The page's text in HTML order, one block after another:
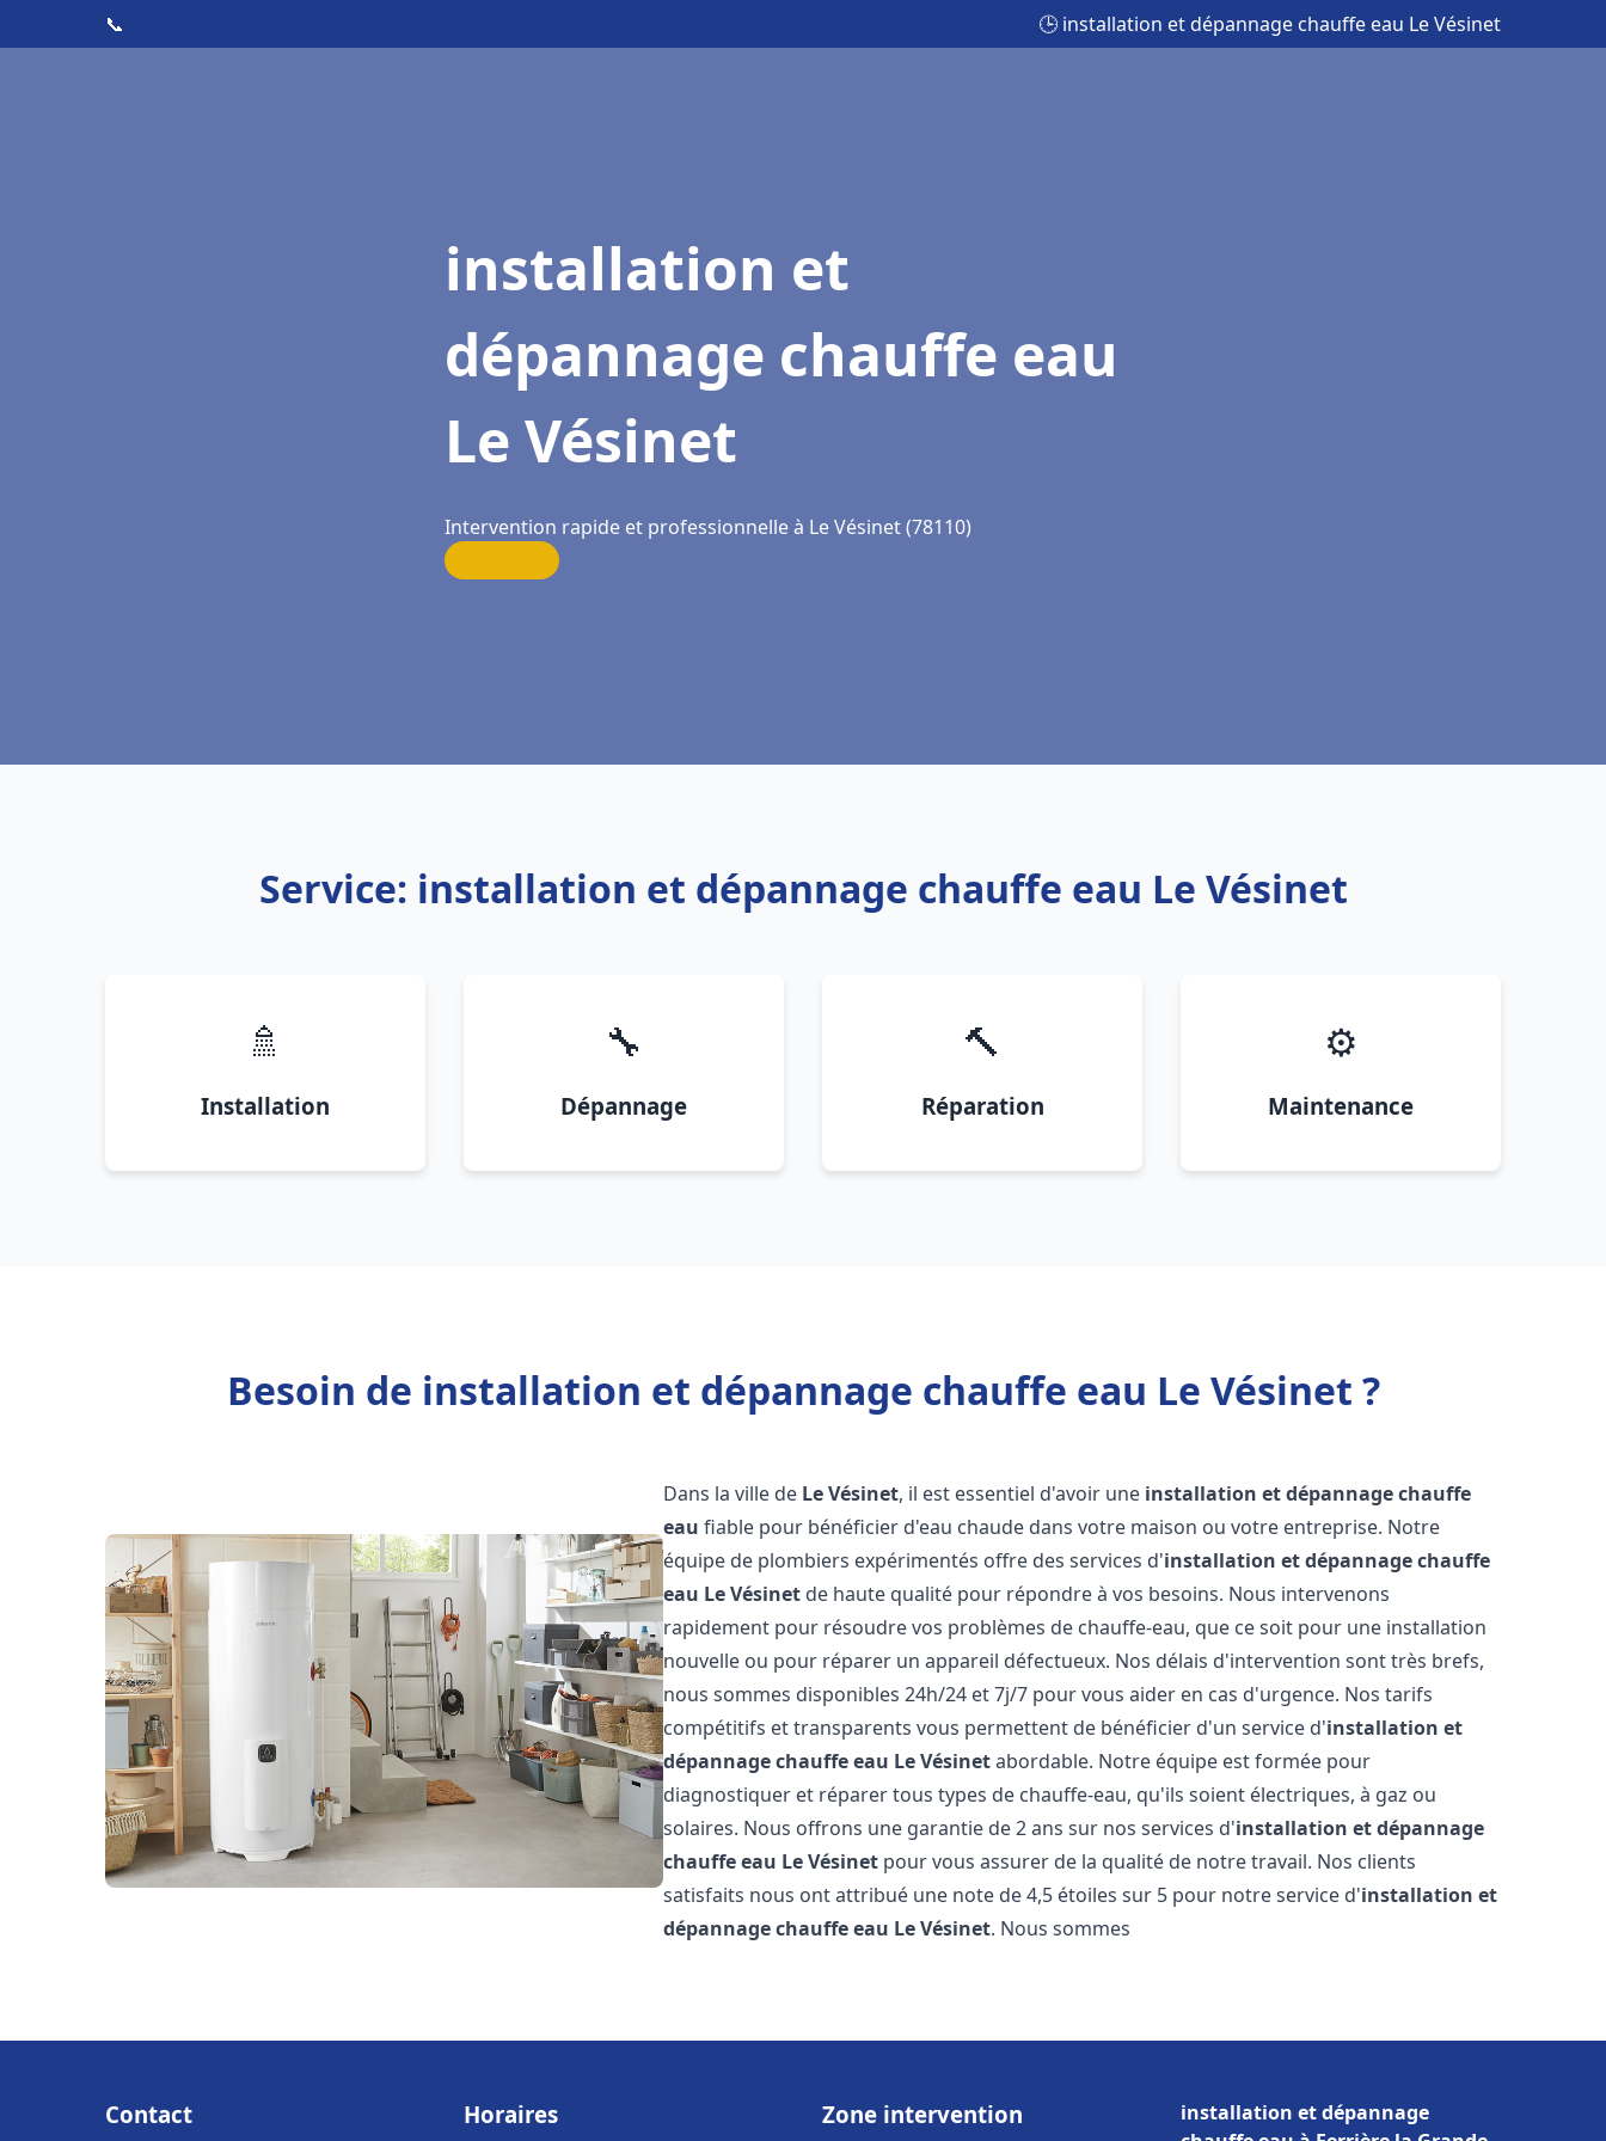
📞 🕒 installation et dépannage chauffe eau Le Vésinet
installation et
dépannage chauffe eau
Le Vésinet
Intervention rapide et professionnelle à Le Vésinet (78110)
Service: installation et dépannage chauffe eau Le Vésinet
🚿
Installation
🔧
Dépannage
🔨
Réparation
⚙️
Maintenance
Besoin de installation et dépannage chauffe eau Le Vésinet ?
Dans la ville de Le Vésinet, il est essentiel d'avoir une installation et dépannage chauffe
eau fiable pour bénéficier d'eau chaude dans votre maison ou votre entreprise. Notre
équipe de plombiers expérimentés offre des services d'installation et dépannage chauffe
eau Le Vésinet de haute qualité pour répondre à vos besoins. Nous intervenons
rapidement pour résoudre vos problèmes de chauffe-eau, que ce soit pour une installation
nouvelle ou pour réparer un appareil défectueux. Nos délais d'intervention sont très brefs,
nous sommes disponibles 24h/24 et 7j/7 pour vous aider en cas d'urgence. Nos tarifs
compétitifs et transparents vous permettent de bénéficier d'un service d'installation et
dépannage chauffe eau Le Vésinetabordable. Notre équipe est formée pour
diagnostiquer et réparer tous types de chauffe-eau, qu'ils soient électriques, à gaz ou
solaires. Nous offrons une garantie de 2 ans sur nos services d'installation et dépannage
chauffe eau Le Vésinet pour vous assurer de la qualité de notre travail. Nos clients
satisfaits nous ont attribué une note de 4,5 étoiles sur 5 pour notre service d'installation et
dépannage chauffe eau Le Vésinet. Nous sommes
Contact Horaires Zone intervention
installation et dépannage